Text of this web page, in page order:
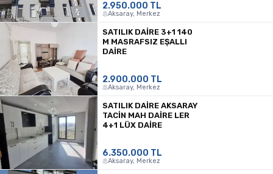
2.950.000 TL
Aksaray, Merkez
SATILIK DAİRE 3+1 140
M MASRAFSIZ EŞALLI
DAİRE
2.900.000 TL
Aksaray, Merkez
SATILIK DAİRE AKSARAY
TACİN MAH DAİRE LER
4+1 LÜX DAİRE
6.350.000 TL
Aksaray, Merkez